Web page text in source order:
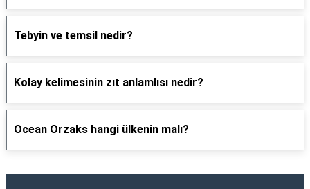
Tebyin ve temsil nedir?
Kolay kelimesinin zıt anlamlısı nedir?
Ocean Orzaks hangi ülkenin malı?